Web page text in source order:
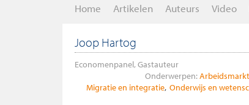
Home Artikelen Auteurs Video
Joop Hartog
Economenpanel, Gastauteur
Onderwerpen: Arbeidsmarkt
Migratie en integratie Onderwijs en